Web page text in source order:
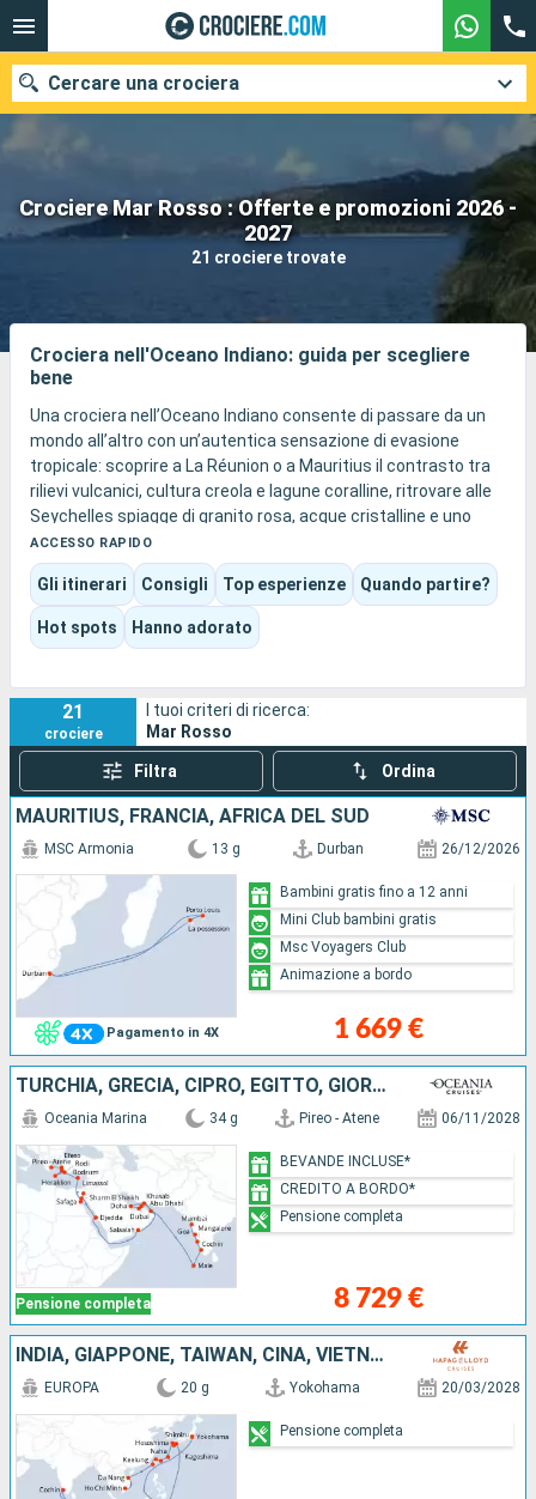
Crociere Mar Rosso : Offerte e promozioni 2026 -
2027
21 crociere trovate
Cercare una crociera
Le nostre destinazioni
Porti Compagnie
Crociera nell'Oceano Indiano: guida per scegliere
bene
Una crociera nell’Oceano Indiano consente di passare da un
mondo all’altro con un’autentica sensazione di evasione
tropicale: scoprire a La Réunion o a Mauritius il contrasto tra
rilievi vulcanici, cultura creola e lagune coralline, ritrovare alle
Seychelles spiagge di granito rosa, acque cristalline e uno
snorkeling eccezionale, per poi esplorare in Madagascar una
natura più selvaggia, tra lemuri, balene e scali dal fascino più
autentico.
La destinazione unisce con grande naturalezza bagni,
paesaggi maestosi, una biodiversità rara e l’arte di vivere
quanto della scoperta.
ACCESSO RAPIDO
Gli itinerari Consigli Top esperienze Quando partire?
Hot spots Hanno adorato
21
crociere
I tuoi criteri di ricerca:
Mar Rosso
Filtra Ordina
MAURITIUS, FRANCIA, AFRICA DEL SUD
Pagamento in 4X
MSC Armonia 13 g Durban 26/12/2026
1 669 €
Bambini gratis fino a 12 anni
Mini Club bambini gratis
Msc Voyagers Club
Animazione a bordo
TURCHIA, GRECIA, CIPRO, EGITTO, GIORDANIA, ARABIA SAUDITA, EMIRATI ARABI UNITI, QATAR, OMAN, MALDIVE, INDIA
Pensione completa
Oceania Marina 34 g Pireo - Atene 06/11/2028
8 729 €
BEVANDE INCLUSE*
CREDITO A BORDO*
Pensione completa
INDIA, GIAPPONE, TAIWAN, CINA, VIETNAM
EUROPA 20 g Yokohama 20/03/2028
Pensione completa